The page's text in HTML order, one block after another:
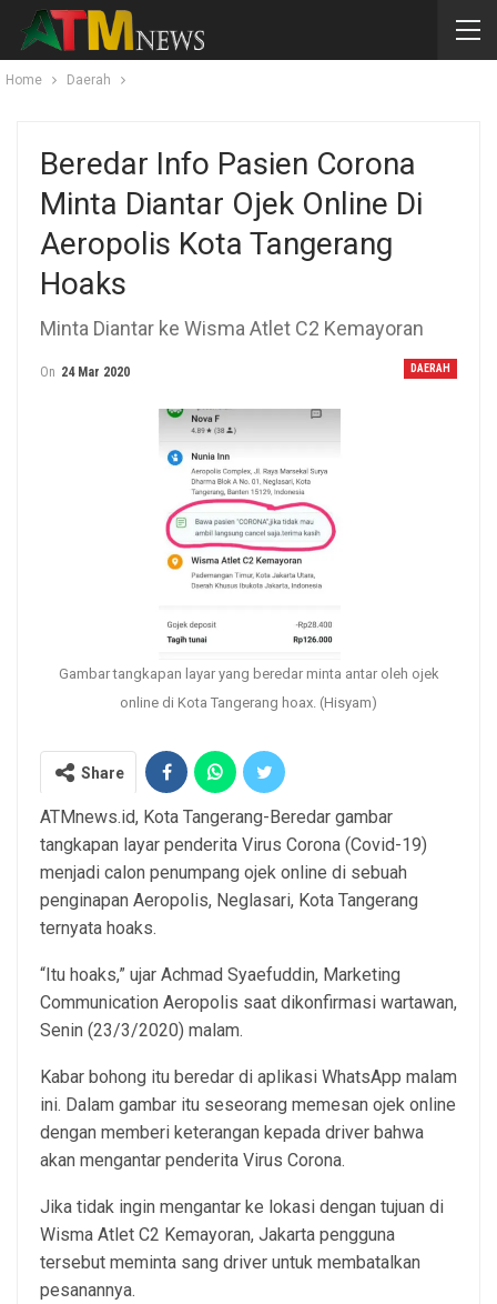
Home Daerah
Beredar Info Pasien Corona
Minta Diantar Ojek Online Di
Aeropolis Kota Tangerang
Hoaks
Minta Diantar ke Wisma Atlet C2 Kemayoran
DAERAH
On 24 Mar 2020
Gambar tangkapan layar yang beredar minta antar oleh ojek
online di Kota Tangerang hoax. (Hisyam)
Share
ATMnews.id, Kota Tangerang-Beredar gambar
tangkapan layar penderita Virus Corona (Covid-19)
menjadi calon penumpang ojek online di sebuah
penginapan Aeropolis, Neglasari, Kota Tangerang
ternyata hoaks.
“Itu hoaks,” ujar Achmad Syaefuddin, Marketing
Communication Aeropolis saat dikonfirmasi wartawan,
Senin (23/3/2020) malam.
Kabar bohong itu beredar di aplikasi WhatsApp malam
ini. Dalam gambar itu seseorang memesan ojek online
dengan memberi keterangan kepada driver bahwa
akan mengantar penderita Virus Corona.
Jika tidak ingin mengantar ke lokasi dengan tujuan di
Wisma Atlet C2 Kemayoran, Jakarta pengguna
tersebut meminta sang driver untuk membatalkan
pesanannya.